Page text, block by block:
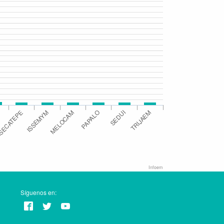
ISSEMYMMELOCAM PAPALO SEDUI TRIJAEM
Infoem
Síguenos en: